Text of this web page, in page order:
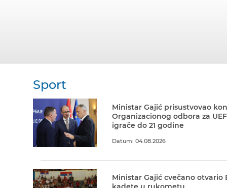
Sport
Ministar Gajić prisustvovao
Organizacionog odbora za
igrače do 21 godine
Datum: 04.08.2026
Ministar Gajić cvečano otvario